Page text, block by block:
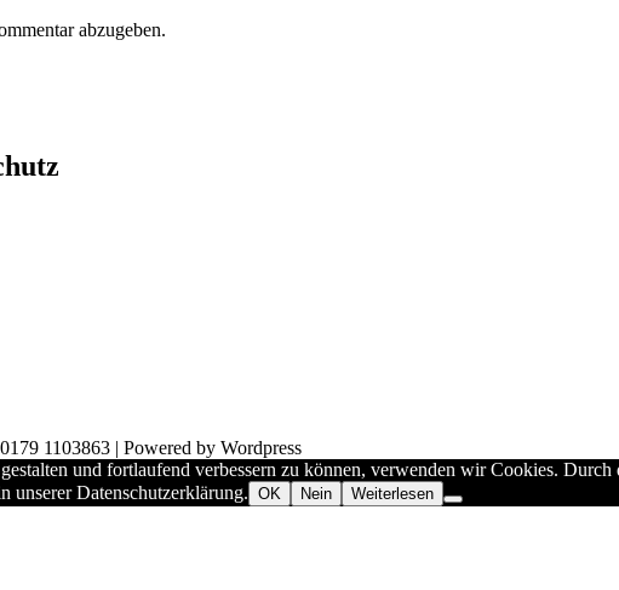
abzugeben.
1103863 | Powered by Wordpress
und fortlaufend verbessern zu können, verwenden wir Cookies.
unserer Datenschutzerklärung. OK Nein Weiterlesen